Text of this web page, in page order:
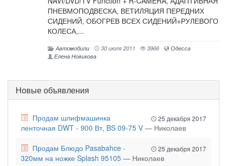
ПНЕВМОПОДВЕСКА, ВЕТИЛЯЦИЯ ПЕРЕДНИХ
СИДЕНИЙ, ОБОГРЕВ ВСЕХ СИДЕНИЙ+РУЛЕВОГО
КОЛЕСА,...
Автомобили 30 июля 2011 3966
Одесса
Елена Новикова
Новые объявления
25 декабря 2017
Продам шлифмашинка
ленточная DWT - 900 Вт, BS 09-75 V — Николаев
25 декабря 2017
Продам Блюдо Pasabahce -
320мм на ножке Splash 95105 — Николаев